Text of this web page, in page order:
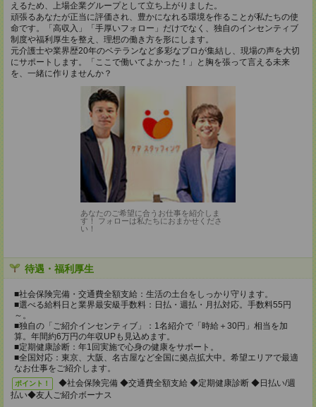
えるため、上場企業グループとして立ち上がりました。
頑張るあなたが正当に評価され、豊かになれる環境を作ることが私たちの使
命です。「高収入」「手厚いフォロー」だけでなく、独自のインセンティブ
制度や福利厚生を整え、理想の働き方を形にします。
元介護士や業界歴20年のベテランなど多彩なプロが集結し、現場の声を大切
にサポートします。「ここで働いてよかった！」と胸を張って言える未来
を、一緒に作りませんか？
あなたのご希望に合うお仕事を紹介しま
す！ フォローは私たちにおまかせくださ
い！
待遇・福利厚生
■社会保険完備・交通費全額支給：生活の土台をしっかり守ります。
■選べる給料日と業界最安級手数料：日払・週払・月払対応。手数料55円
～。
■独自の「ご紹介インセンティブ」：1名紹介で「時給＋30円」相当を加
算。年間約6万円の年収UPも見込めます。
■定期健康診断：年1回実施で心身の健康をサポート。
■全国対応：東京、大阪、名古屋など全国に拠点拡大中。希望エリアで最適
なお仕事をご紹介します。
ポイント！
◆社会保険完備 ◆交通費全額支給 ◆定期健康診断 ◆日払い/週
払い◆友人ご紹介ボーナス